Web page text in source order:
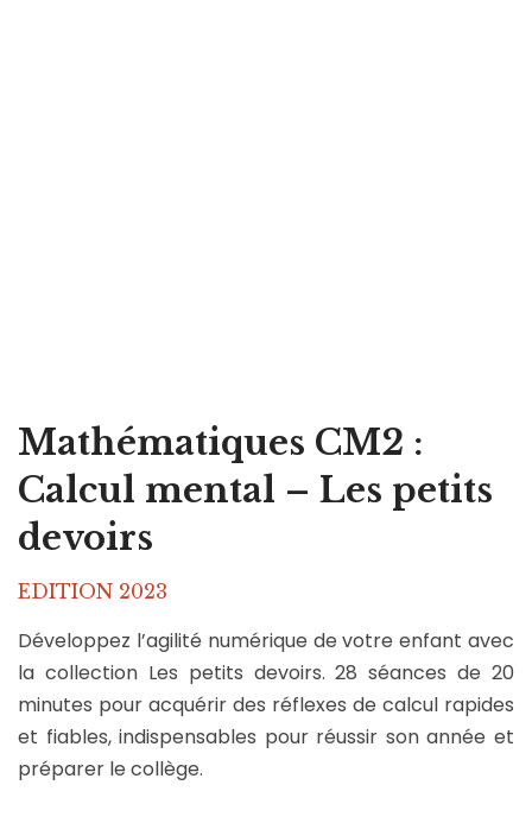
Mathématiques CM2 :
Calcul mental – Les petits
devoirs
EDITION 2023
Développez l’agilité numérique de votre enfant avec
la collection Les petits devoirs. 28 séances de 20
minutes pour acquérir des réflexes de calcul rapides
et fiables, indispensables pour réussir son année et
préparer le collège.